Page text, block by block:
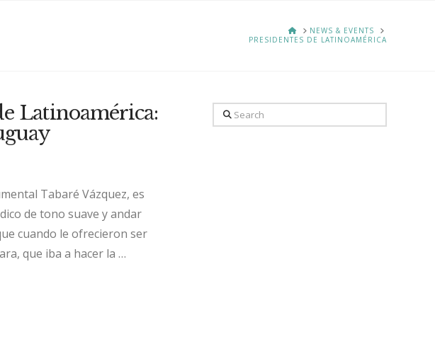
HOMENEWS & EVENTS
PRESIDENTES DE LATINOAMÉRICA
Latinoamérica:
Tabaré Vázquez, es
de tono suave y andar
cuando le ofrecieron ser
que iba a hacer la …
Search